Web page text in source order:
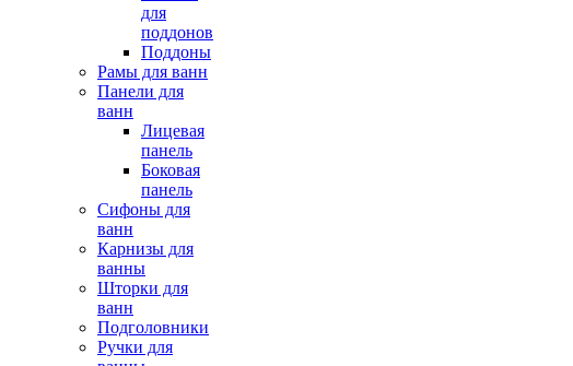
для
поддонов
Поддоны
Рамы для ванн
Панели для
ванн
Лицевая
панель
Боковая
панель
Сифоны для
ванн
Карнизы для
ванны
Шторки для
ванн
Подголовники
Ручки для